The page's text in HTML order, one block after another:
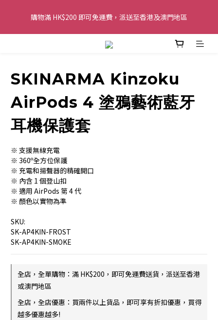
購物滿 HK$200 即可免運費，派送至香港及澳門地區
購物滿 HK$200 即可免運費，派送至香港及澳門地區
全單金額：每滿 HK$250，以轉數快或八達通方式付款，額外再減
歡迎 WhatsApp 6123 6918 查詢或電郵到
購物滿 HK$200 即可免運費，派送至香港及澳門地區
SKINARMA Kinzoku
AirPods 4 塗鴉藝術藍牙
耳機保護套
※ 支援無線充電
※ 360º全方位保護
※ 充電和揚聲器的精確開口
※ 內含 1 個登山扣
※ 適用 AirPods 第 4 代
※ 顏色以實物為準
SKU:
SK-AP4KIN-FROST
SK-AP4KIN-SMOKE
全店，全單購物：滿 HK$200，即可免運費送貨，派送至香港
或澳門地區
全店，全店優惠：買兩件以上貨品，即可享有折扣優惠，買得
越多優惠越多!